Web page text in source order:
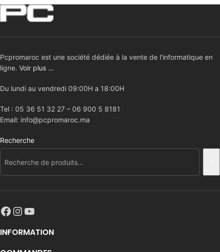
Pcpromaroc est une société dédiée à la vente de l’informatique en
ligne. Voir plus …
Du lundi au vendredi 09:00H a 18:00H
Tel : 05 36 51 32 27 – 06 900 5 8181
Email: info@pcpromaroc.ma
Recherche
INFORMATION